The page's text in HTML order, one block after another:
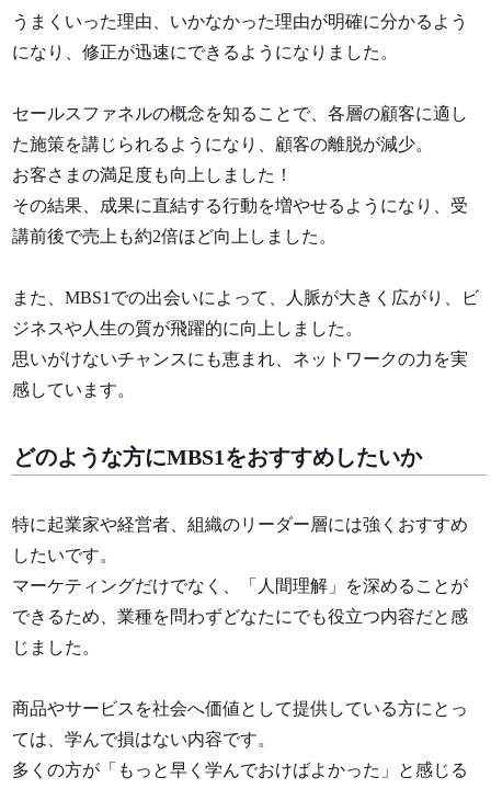
うまくいった理由、いかなかった理由が明確に分かるよう
になり、修正が迅速にできるようになりました。
セールスファネルの概念を知ることで、各層の顧客に適し
た施策を講じられるようになり、顧客の離脱が減少。
お客さまの満足度も向上しました！
その結果、成果に直結する行動を増やせるようになり、受
講前後で売上も約2倍ほど向上しました。
また、MBS1での出会いによって、人脈が大きく広がり、ビ
ジネスや人生の質が飛躍的に向上しました。
思いがけないチャンスにも恵まれ、ネットワークの力を実
感しています。
どのような方にMBS1をおすすめしたいか
特に起業家や経営者、組織のリーダー層には強くおすすめ
したいです。
マーケティングだけでなく、「人間理解」を深めることが
できるため、業種を問わずどなたにでも役立つ内容だと感
じました。
商品やサービスを社会へ価値として提供している方にとっ
ては、学んで損はない内容です。
多くの方が「もっと早く学んでおけばよかった」と感じる